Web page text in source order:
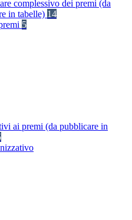
complessivo dei premi (da
in tabelle) 14
5
ai premi (da pubblicare in